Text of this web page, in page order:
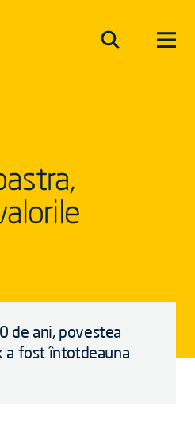
de ani, povestea
a fost întotdeauna